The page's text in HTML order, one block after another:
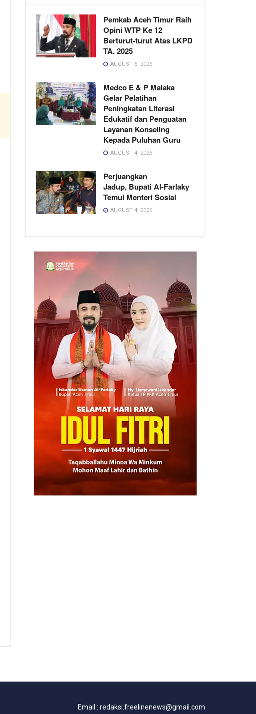
Pemkab Aceh Timur Raih
Opini WTP Ke 12
Berturut-turut Atas LKPD
TA. 2025
AUGUST 5, 2026
Medco E & P Malaka
Gelar Pelatihan
Peningkatan Literasi
Edukatif dan Penguatan
Layanan Konseling
Kepada Puluhan Guru
AUGUST 4, 2026
Perjuangkan
Jadup, Bupati Al-Farlaky
Temui Menteri Sosial
AUGUST 4, 2026
Email : redaksi.freelinenews@gmail.com